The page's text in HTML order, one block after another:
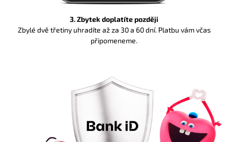
3. Zbytek doplatíte později
Zbylé dvě třetiny uhradíte až za 30 a 60 dní. Platbu vám včas
připomeneme.